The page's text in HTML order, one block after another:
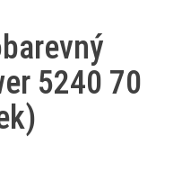
5240 70